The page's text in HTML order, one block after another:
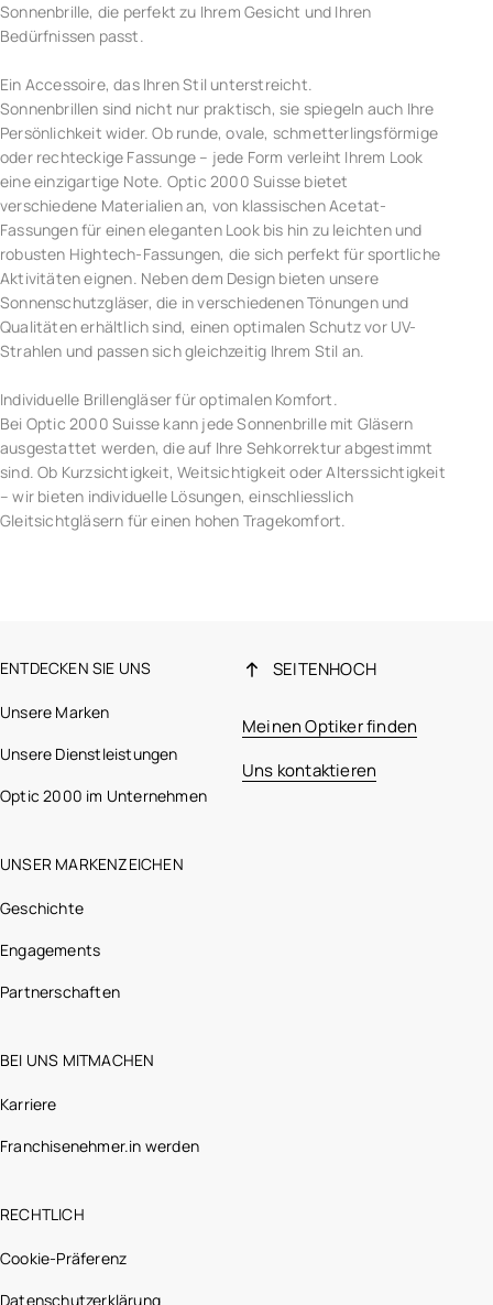
Sonnenbrille, die perfekt zu Ihrem Gesicht und Ihren
Bedürfnissen passt.
Ein Accessoire, das Ihren Stil unterstreicht.
Sonnenbrillen sind nicht nur praktisch, sie spiegeln auch Ihre
Persönlichkeit wider. Ob runde, ovale, schmetterlingsförmige
oder rechteckige Fassunge – jede Form verleiht Ihrem Look
eine einzigartige Note. Optic 2000 Suisse bietet
verschiedene Materialien an, von klassischen Acetat-
Fassungen für einen eleganten Look bis hin zu leichten und
robusten Hightech-Fassungen, die sich perfekt für sportliche
Aktivitäten eignen. Neben dem Design bieten unsere
Sonnenschutzgläser, die in verschiedenen Tönungen und
Qualitäten erhältlich sind, einen optimalen Schutz vor UV-
Strahlen und passen sich gleichzeitig Ihrem Stil an.
Individuelle Brillengläser für optimalen Komfort.
Bei Optic 2000 Suisse kann jede Sonnenbrille mit Gläsern
ausgestattet werden, die auf Ihre Sehkorrektur abgestimmt
sind. Ob Kurzsichtigkeit, Weitsichtigkeit oder Alterssichtigkeit
– wir bieten individuelle Lösungen, einschliesslich
Gleitsichtgläsern für einen hohen Tragekomfort.
ENTDECKEN SIE UNS
Unsere Marken
Unsere Dienstleistungen
Optic 2000 im Unternehmen
UNSER MARKENZEICHEN
Geschichte
Engagements
Partnerschaften
BEI UNS MITMACHEN
Karriere
Franchisenehmer.in werden
RECHTLICH
Cookie-Präferenz
Datenschutzerklärung
SEITENHOCH
Meinen Optiker finden
Uns kontaktieren